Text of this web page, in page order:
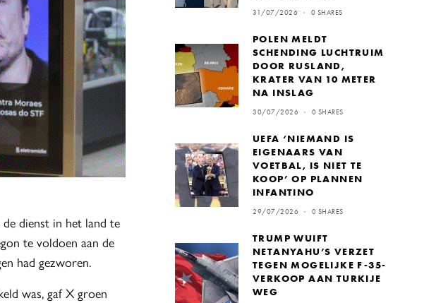
dienst in het land te
te voldoen aan de
had gezworen.
was, gaf X groen
31/07/2026 0 SHARES
POLEN MELDT
SCHENDING LUCHTRUIM
DOOR RUSLAND,
KRATER VAN 10 METER
NA INSLAG
30/07/2026 0 SHARES
UEFA ‘NIEMAND IS
EIGENAARS VAN
VOETBAL, IS NIET TE
KOOP’ OP PLANNEN
INFANTINO
29/07/2026 0 SHARES
TRUMP WUIFT
NETANYAHU’S VERZET
TEGEN MOGELIJKE F-35-
VERKOOP AAN TURKIJE
WEG